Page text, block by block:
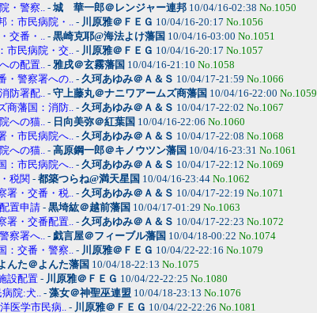
・警察.. - 城 華一郎＠レンジャー連邦 10/04/16-02:38 No.1050
：市民病院・.. - 川原雅＠ＦＥＧ 10/04/16-20:17 No.1056
交番・.. - 黒崎克耶@海法よけ藩国 10/04/16-03:00 No.1051
市民病院・交.. - 川原雅＠ＦＥＧ 10/04/16-20:17 No.1057
の配置.. - 雅戌＠玄霧藩国 10/04/16-21:10 No.1058
・警察署への.. - 久珂あゆみ＠Ａ＆Ｓ 10/04/17-21:59 No.1066
防署配.. - 守上藤丸＠ナニワアームズ商藩国 10/04/16-22:00 No.1059
商藩国：消防.. - 久珂あゆみ＠Ａ＆Ｓ 10/04/17-22:02 No.1067
への猫.. - 日向美弥＠紅葉国 10/04/16-22:06 No.1060
・市民病院へ.. - 久珂あゆみ＠Ａ＆Ｓ 10/04/17-22:08 No.1068
への猫.. - 高原鋼一郎＠キノウツン藩国 10/04/16-23:31 No.1061
：市民病院へ.. - 久珂あゆみ＠Ａ＆Ｓ 10/04/17-22:12 No.1069
税関 - 都築つらね@満天星国 10/04/16-23:44 No.1062
署・交番・税.. - 久珂あゆみ＠Ａ＆Ｓ 10/04/17-22:19 No.1071
置申請 - 黒埼紘＠越前藩国 10/04/17-01:29 No.1063
署・交番配置.. - 久珂あゆみ＠Ａ＆Ｓ 10/04/17-22:23 No.1072
察署へ.. - 戯言屋＠フィーブル藩国 10/04/18-00:22 No.1074
：交番・警察.. - 川原雅＠ＦＥＧ 10/04/22-22:16 No.1079
んた＠よんた藩国 10/04/18-22:13 No.1075
設配置 - 川原雅＠ＦＥＧ 10/04/22-22:25 No.1080
院:犬.. - 藻女＠神聖巫連盟 10/04/18-23:13 No.1076
医学市民病.. - 川原雅＠ＦＥＧ 10/04/22-22:26 No.1081